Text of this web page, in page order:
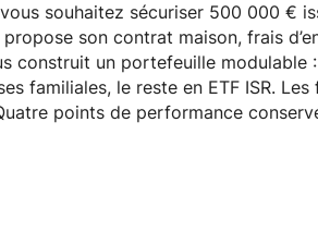
souhaitez sécuriser 500 000 €
son contrat maison, frais
construit un portefeuille modulable
familiales, le reste en ETF ISR.
points de performance